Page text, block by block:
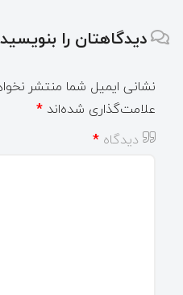
دیدگاهتان را بنویسید
نشانی ایمیل شما منتشر
علامت‌گذاری شده‌اند *
دیدگاه *